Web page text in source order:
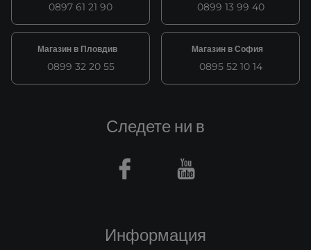
0897 61 21 90 0899 13 99 40
Магазин в Пловдив
0899 32 20 55
Магазин в София
0895 52 10 14
Информация
Следете ни в
Facebook Youtube